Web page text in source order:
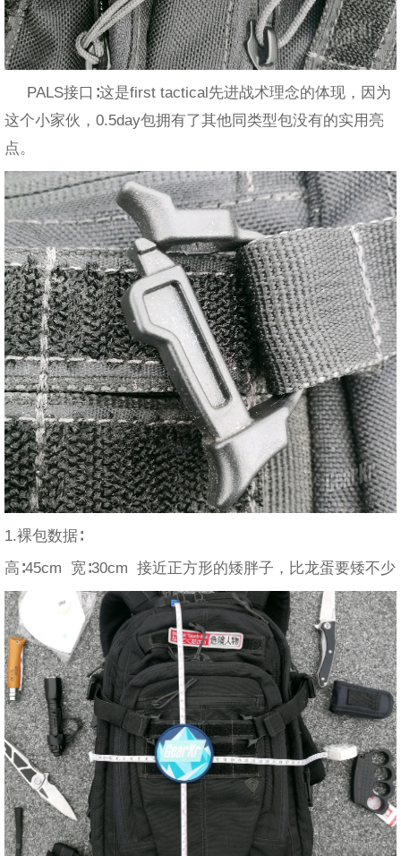
PALS接口∶这是first tactical先进战术理念的体现，因为
这个小家伙，0.5day包拥有了其他同类型包没有的实用亮
点。
1.裸包数据∶
高∶45cm 宽∶30cm 接近正方形的矮胖子，比龙蛋要矮不少